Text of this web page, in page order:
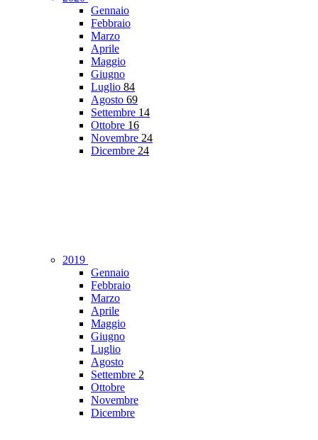
Gennaio
Febbraio
Marzo
Aprile
Maggio
Giugno
Luglio 84
Agosto 69
Settembre 14
Ottobre 16
Novembre 24
Dicembre 24
2019
Gennaio
Febbraio
Marzo
Aprile
Maggio
Giugno
Luglio
Agosto
Settembre 2
Ottobre
Novembre
Dicembre